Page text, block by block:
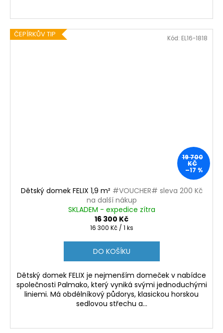
ČEPÍRKŮV TIP
19 700
KČ
–17 %
Dětský domek FELIX 1,9 m² #VOUCHER# sleva 200 Kč
na další nákup
SKLADEM - expedice zítra
16 300 Kč
Měrná
16 300 Kč / 1 ks
DO KOŠÍKU
Dětský domek FELIX je nejmenším domeček v nabídce
společnosti Palmako, který vyniká svými jednoduchými
liniemi. Má obdélníkový půdorys, klasickou horskou
sedlovou střechu a...
Kód: EL16-1818